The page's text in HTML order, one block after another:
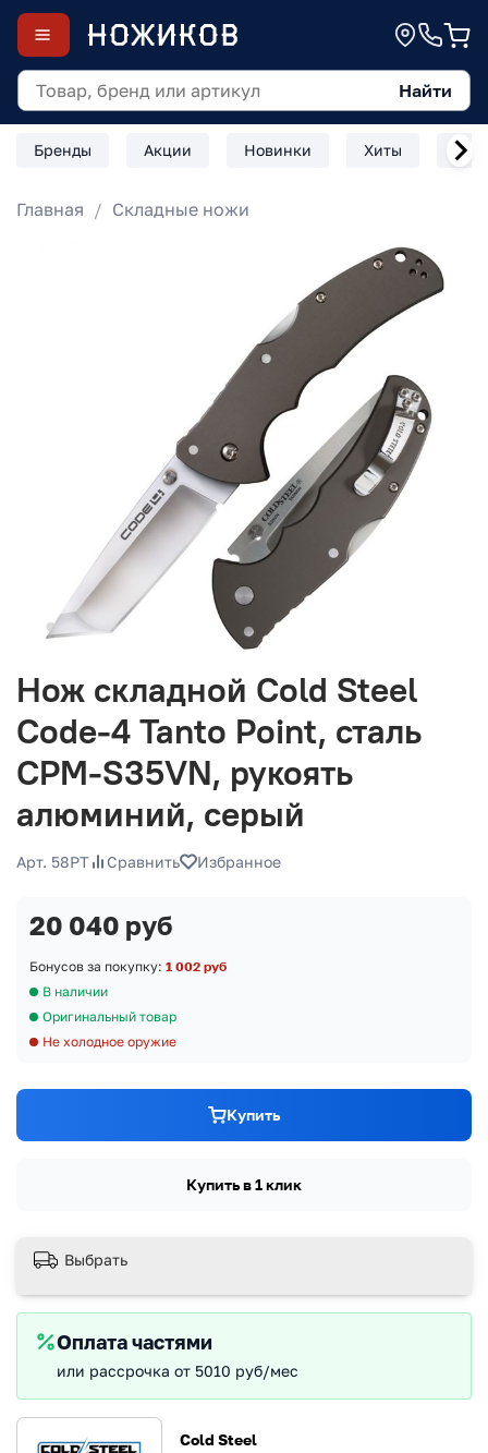
Найти
Бренды Акции Новинки Хиты
Главная Складные ножи
Нож складной Cold Steel
Code-4 Tanto Point, сталь
CPM-S35VN, рукоять
алюминий, серый
Арт. 58PT Сравнить Избранное
Cold Steel
20 040 руб
Бонусов за покупку: 1 002 руб
В наличии
Оригинальный товар
Не холодное оружие
Купить
Купить в 1 клик
Выбрать
Оплата частями
или рассрочка от 5010 руб/мес